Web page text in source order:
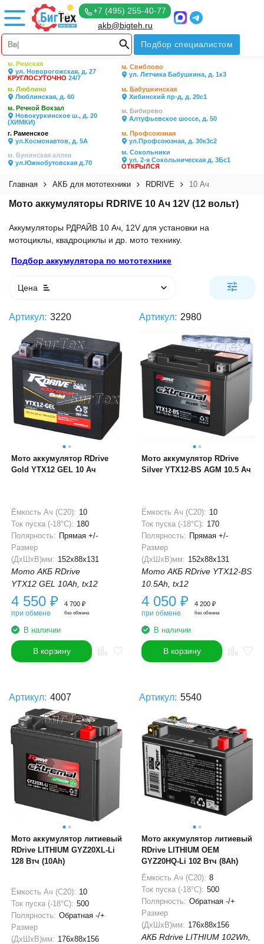
+7 (495) 255-40-77
akb@bigteh.ru
Подбор специалистом
м. Римская
ул. Новорогожская, д. 27
КРУГЛОСУТОЧНО 24/7
м. Свиблово
ул. Летчика Бабушкина, д. 1к3
м. Люблино
Люблинская, д. 60
м. Бабушкинская
Хибинский пр-д, д. 20с1
м. Речной Вокзал
Новокуркинское ш., д. 20
(ХИМКИ)
м. Бибирево
Алтуфьевское шоссе, д. 50
г. Раменское
ул.Космонавтов, д. 5А
м. Профсоюзная
ул.Профсоюзная, д. 30к3с2
м. Бунинская аллея
ул.Южнобутовская д.70
м. Сокольники
ул. 2-я Сокольническая д. 3Бс1
ОТКРЫЛСЯ
Главная АКБ для мототехники RDRIVE 10 Ач
Мото аккумуляторы RDRIVE 10 Ач 12V (12 вольт)
Аккумуляторы РДРАЙВ 10 Ач, 12V для установки на
мотоциклы, квадроциклы и др. мото технику.
Подбор аккумулятора по мототехнике
Цена
Артикул: 3220
Мото аккумулятор RDrive
Gold YTX12 GEL 10 Ач
Ёмкость Ач (С20): 10
Ток пуска (-18°С): 180
Полярность: Прямая +/-
Размер
(ДхШхВ)мм: 152x88x131
Мото АКБ RDrive
YTX12 GEL 10Ah, tx12
4 550 ₽
при обмене
4 700 ₽
без обмена
В наличии
В корзину
Артикул: 2980
Мото аккумулятор RDrive
Silver YTX12-BS AGM 10.5 Ач
Ёмкость Ач (С20): 10
Ток пуска (-18°С): 170
Полярность: Прямая +/-
Размер
(ДхШхВ)мм: 152x88x131
Мото АКБ RDrive YTX12-BS
10.5Ah, tx12
4 050 ₽
при обмене
4 200 ₽
без обмена
В наличии
В корзину
Артикул: 4007
Мото аккумулятор литиевый
RDrive LITHIUM GYZ20XL-Li
128 Втч (10Ah)
Ёмкость Ач (С20): 10
Ток пуска (-18°С): 500
Полярность: Обратная -/+
Размер
(ДхШхВ)мм: 176x88x156
Артикул: 5540
Мото аккумулятор литиевый
RDrive LITHIUM OEM
GYZ20HQ-Li 102 Втч (8Ah)
Ёмкость Ач (С20): 8
Ток пуска (-18°С): 500
Полярность: Обратная -/+
Размер
(ДхШхВ)мм: 176x88x156
АКБ Rdrive LITHIUM 102Wh,